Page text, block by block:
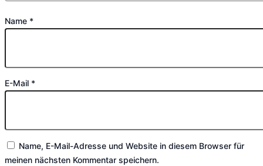
Name *
E-Mail *
Name, E-Mail-Adresse und Website in diesem Browser für
meinen nächsten Kommentar speichern.